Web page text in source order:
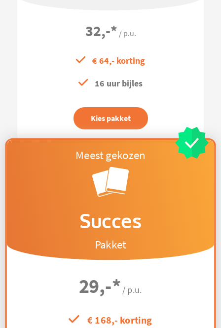
32,-* / p.u.
€ 64,- korting
16 uur bijles
Kies pakket
Succes
Pakket
29,-* / p.u.
€ 168,- korting